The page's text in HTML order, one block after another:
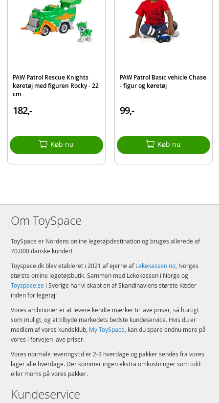
Størrelse båd: ca. 17,5 cm lang
Størrelse figur: ca. 5 cm
EAN 681147061972
Mærke
PAW Patrol Rescue Knights
køretøj med figuren Rocky - 22
cm
182,-
Køb nu
PAW Patrol Basic vehicle Chase
- figur og køretøj
99,-
Køb nu
Om ToySpace
ToySpace er Nordens online legetøjsdestination og bruges allerede af
70.000 danske kunder!
Toyspace.dk blev etableret i 2021 af ejerne afLekekassen.no, Norges
største online legetøjsbutik. Sammen med Lekekassen i Norge og
Toyspace.se i Sverige har vi skabt en af Skandinaviens største kæder
inden for legetøj!
Vores ambitioner er at levere kendte mærker til lave priser, så hurtigt
som muligt, og at tilbyde markedets bedste kundeservice. Hvis du er
medlem af vores kundeklub, My ToySpace, kan du spare endnu mere på
vores i forvejen lave priser.
Vores normale leveringstid er 2-3 hverdage og pakker sendes fra vores
lager alle hverdage. Der kommer ingen ekstra omkostninger som told
eller moms på vores pakker.
Kundeservice